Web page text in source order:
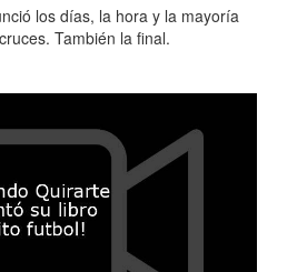
los días, la hora y la mayoría
También la final.